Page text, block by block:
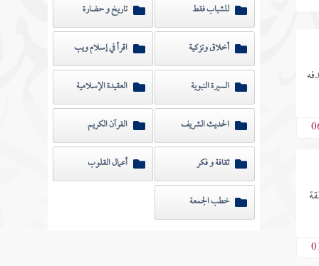
للشباب فقط تاريخ و حضارة
أخلاق وتزكية اقرأ في إسلام ويب
السيرة النبوية العقيدة الإسلامية
الحديث الشريف القرآن الكريم
ثقافة و فكر أعمال القلوب
خطب الجمعة